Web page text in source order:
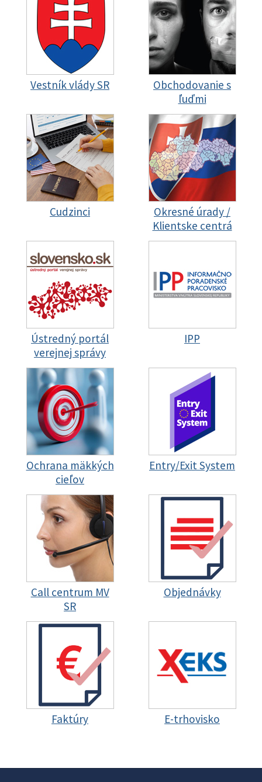
Vestník vlády SR
Obchodovanie s
ľuďmi
Cudzinci
Okresné úrady /
Klientske centrá
Ústredný portál
verejnej správy
IPP
Ochrana mäkkých
cieľov
Entry/Exit System
Call centrum MV
SR
Objednávky
Faktúry E-trhovisko